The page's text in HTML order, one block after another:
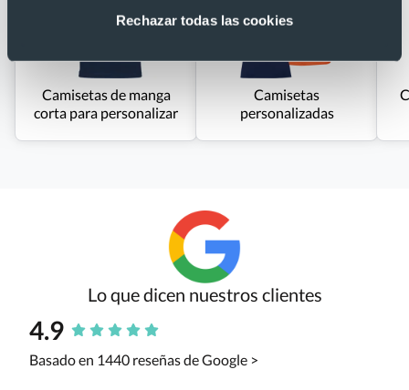
Rechazar todas las cookies
Camisetas de manga
corta para personalizar
Camisetas
personalizadas
Lo que dicen nuestros clientes
4.9
Basado en 1440 reseñas de Google >